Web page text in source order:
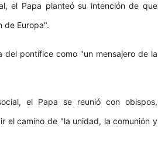
el Papa planteó su intención de que
de Europa".
pontífice como "un mensajero de la
el Papa se reunió con obispos,
el camino de "la unidad, la comunión y